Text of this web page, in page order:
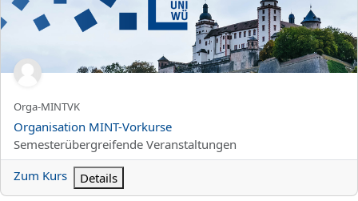
Kurzer Kursname
Orga-MINTVK
Kursname
Organisation MINT-Vorkurse
Kursbereich
Semesterübergreifende Veranstaltungen
Zum Kurs
Details